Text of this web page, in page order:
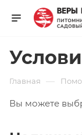
Главная —
Вы можете